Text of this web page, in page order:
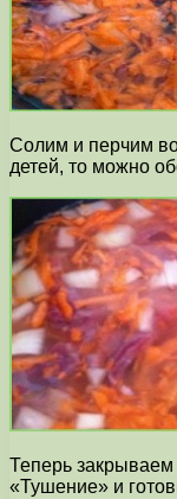
Солим и перчим
детей, то можно
Теперь
«Тушение» и